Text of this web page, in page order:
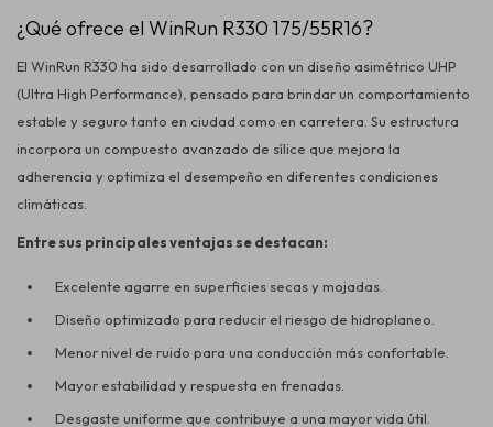
¿Qué ofrece el WinRun R330 175/55R16?
El WinRun R330 ha sido desarrollado con un diseño asimétrico UHP
(Ultra High Performance), pensado para brindar un comportamiento
estable y seguro tanto en ciudad como en carretera. Su estructura
incorpora un compuesto avanzado de sílice que mejora la
adherencia y optimiza el desempeño en diferentes condiciones
climáticas.
Entre sus principales ventajas se destacan:
Excelente agarre en superficies secas y mojadas.
Diseño optimizado para reducir el riesgo de hidroplaneo.
Menor nivel de ruido para una conducción más confortable.
Mayor estabilidad y respuesta en frenadas.
Desgaste uniforme que contribuye a una mayor vida útil.
Estética automotriz
Accesorios
Baterías
Servicios